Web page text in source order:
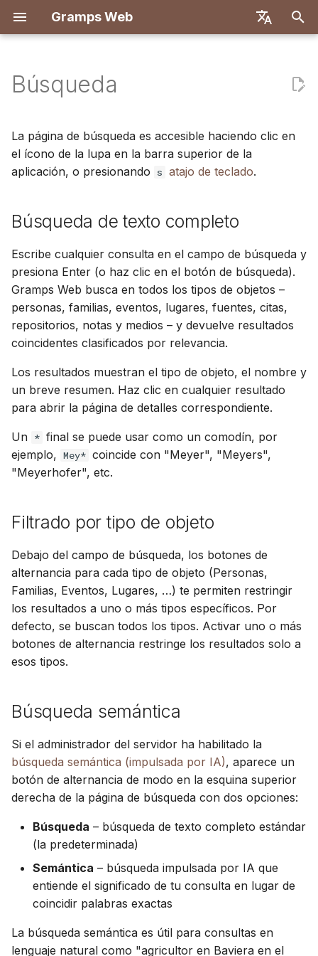
Gramps Web
Español
简体中文
Tiếng Việt
Русский
Português
日本語
Dansk
Suomi
Українська
i
a
i
z
a
n
d
b
ú
s
q
a
Características
Primeros pasos
Probar localmente
Instalación e
Docker con Let's
DigitalOcean
Administración del
servidor
Configuración del
Autenticación OIDC
Personalización del
frontend
Actualización
Alojar medios en S3
memoria
Guía de actualización
Gramps 5.2
Guía de actualización
Gramps 6.0
Introducción
Crear cuenta de
propietario
Exportar datos
Gestionar usuarios
Configuración de
administración
Sincronizar con Gramps
Registro
Primer inicio de sesión
Búsqueda de texto
Filtrado por tipo de objeto
Agregar archivos
Etiquetar personas en
fotos
Gestionar tareas
Etiquetas
Editar en el árbol
Descripción general
Coincidencias de ADN
Navegador de
ADN-Y
Informes
Marcadores
Historial
Filtros GQL
Asistente de IA
Búsqueda externa
Configuración de usuario
Atajos de teclado
Notificaciones
Descripción general
Backend
Configuración de
desarrollo
Consultas manuales
Frontend
Configuración de
desarrollo
Traducción
Búsqueda
La página de búsqueda es accesible haciendo clic en
el ícono de la lupa en la barra superior de la
aplicación, o presionando
s atajo de teclado.
Búsqueda de texto completo
Escribe cualquier consulta en el campo de búsqueda y
presiona Enter (o haz clic en el botón de búsqueda).
Gramps Web busca en todos los tipos de objetos –
personas, familias, eventos, lugares, fuentes, citas,
repositorios, notas y medios – y devuelve resultados
coincidentes clasificados por relevancia.
Los resultados muestran el tipo de objeto, el nombre y
un breve resumen. Haz clic en cualquier resultado
para abrir la página de detalles correspondiente.
Un * final se puede usar como un comodín, por
ejemplo, Mey* coincide con "Meyer", "Meyers",
"Meyerhofer", etc.
Filtrado por tipo de objeto
Debajo del campo de búsqueda, los botones de
alternancia para cada tipo de objeto (Personas,
Familias, Eventos, Lugares, …) te permiten restringir
los resultados a uno o más tipos específicos. Por
defecto, se buscan todos los tipos. Activar uno o más
botones de alternancia restringe los resultados solo a
esos tipos.
Búsqueda semántica
Si el administrador del servidor ha habilitado la
búsqueda semántica (impulsada por IA), aparece un
botón de alternancia de modo en la esquina superior
derecha de la página de búsqueda con dos opciones:
Búsqueda – búsqueda de texto completo estándar
(la predeterminada)
Semántica – búsqueda impulsada por IA que
entiende el significado de tu consulta en lugar de
coincidir palabras exactas
La búsqueda semántica es útil para consultas en
lenguaje natural como "agricultor en Baviera en el